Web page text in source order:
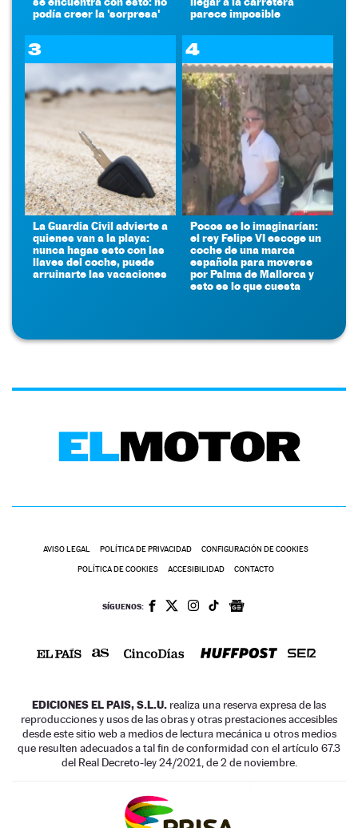
podía creer la 'sorpresa'
parece imposible
3
La Guardia Civil advierte a
quienes van a la playa:
nunca hagas esto con las
llaves del coche, puede
arruinarte las vacaciones
4
Pocos se lo imaginarían:
el rey Felipe VI escoge un
coche de una marca
española para moverse
por Palma de Mallorca y
esto es lo que cuesta
AVISO LEGAL POLÍTICA DE PRIVACIDAD CONFIGURACIÓN DE COOKIES
POLÍTICA DE COOKIES ACCESIBILIDAD CONTACTO
SÍGUENOS:
EDICIONES EL PAIS, S.L.U. realiza una reserva expresa de las
reproducciones y usos de las obras y otras prestaciones accesibles
desde este sitio web a medios de lectura mecánica u otros medios
que resulten adecuados a tal fin de conformidad con el artículo 67.3
del Real Decreto-ley 24/2021, de 2 de noviembre.